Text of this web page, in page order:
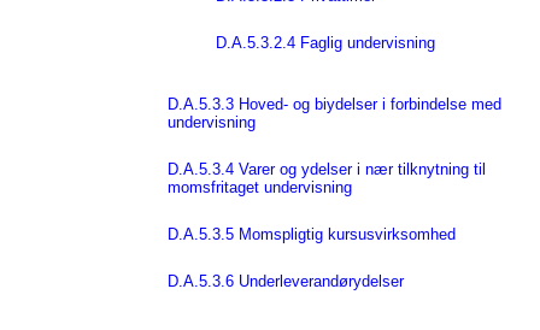
D.A.5.3.2.4 Faglig undervisning
D.A.5.3.3 Hoved- og biydelser i forbindelse med
undervisning
D.A.5.3.4 Varer og ydelser i nær tilknytning til
momsfritaget undervisning
D.A.5.3.5 Momspligtig kursusvirksomhed
D.A.5.3.6 Underleverandørydelser